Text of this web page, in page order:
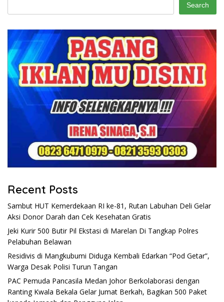
Search
Recent Posts
Sambut HUT Kemerdekaan RI ke-81, Rutan Labuhan Deli Gelar
Aksi Donor Darah dan Cek Kesehatan Gratis
Jeki Kurir 500 Butir Pil Ekstasi di Marelan Di Tangkap Polres
Pelabuhan Belawan
Residivis di Mangkubumi Diduga Kembali Edarkan “Pod Getar”,
Warga Desak Polisi Turun Tangan
PAC Pemuda Pancasila Medan Johor Berkolaborasi dengan
Ranting Kwala Bekala Gelar Jumat Berkah, Bagikan 500 Paket